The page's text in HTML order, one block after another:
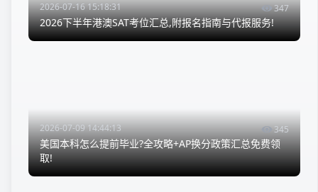
2026-07-16 15:18:31 347
2026下半年港澳SAT考位汇总,附报名指南与代报服务!
2026-07-09 14:44:13 345
美国本科怎么提前毕业?全攻略+AP换分政策汇总免费领
取!